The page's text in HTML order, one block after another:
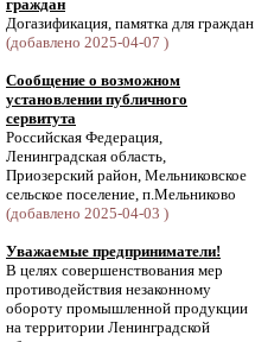
граждан
Догазификация, памятка для граждан
(добавлено 2025-04-07 )
Сообщение о возможном
установлении публичного
сервитута
Российская Федерация,
Ленинградская область,
Приозерский район, Мельниковское
сельское поселение, п.Мельниково
(добавлено 2025-04-03 )
Уважаемые предприниматели!
В целях совершенствования мер
противодействия незаконному
обороту промышленной продукции
на территории Ленинградской